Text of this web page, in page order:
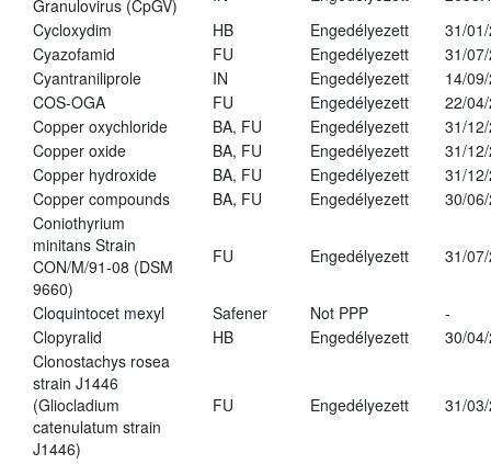
Granulovirus (CpGV)
Cycloxydim
HB Engedélyezett
31/
Cyazofamid
FU Engedélyezett
31/
Cyantraniliprole
IN Engedélyezett
14/
COS-OGA
FU Engedélyezett
22/
Copper oxychloride
BA, FU Engedélyezett
31/
Copper oxide
BA, FU Engedélyezett
31/
Copper hydroxide
BA, FU Engedélyezett
31/
Copper compounds
BA, FU Engedélyezett
30/
Coniothyrium
minitans Strain
CON/M/91-08 (DSM
9660)
FU Engedélyezett 31/
Cloquintocet mexyl Safener Not PPP
-
Clopyralid
HB Engedélyezett
30/
Clonostachys rosea
strain J1446
(Gliocladium
catenulatum strain
J1446)
FU Engedélyezett 31/